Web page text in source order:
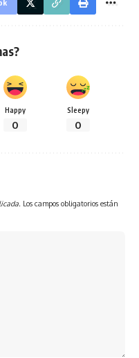
Happy
0
Sleepy
0
Los campos obligatorios están